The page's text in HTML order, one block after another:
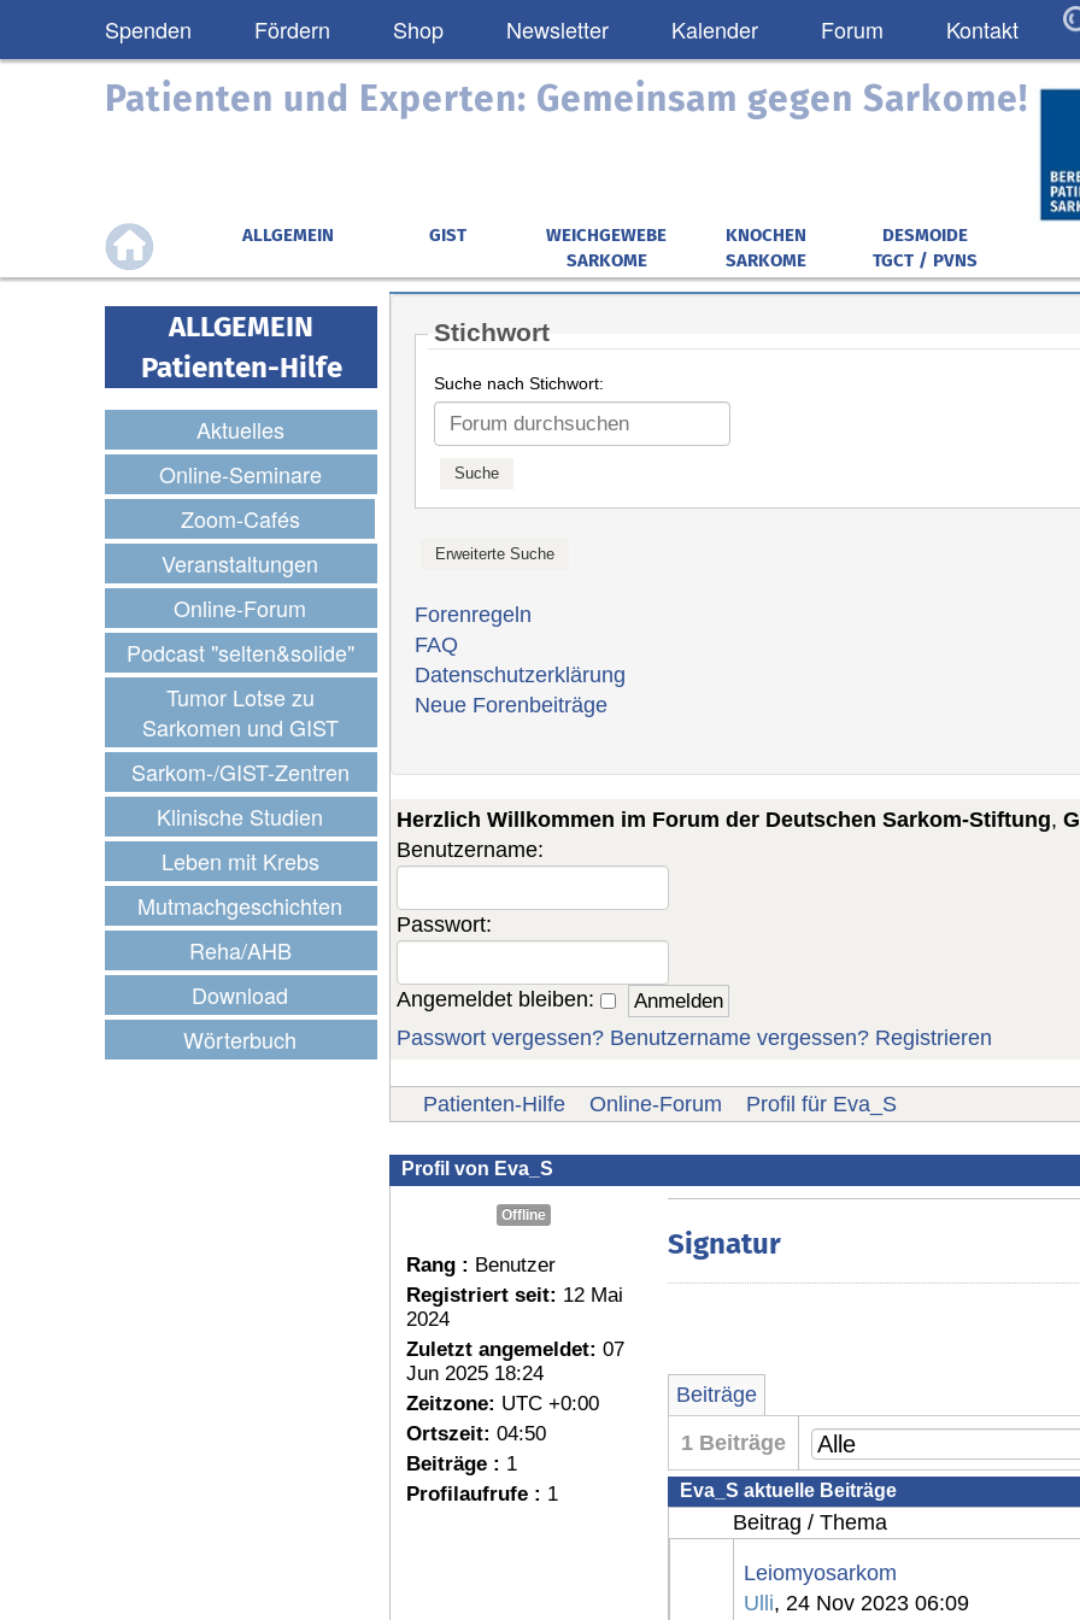
Spenden Fördern Shop Newsletter Kalender Forum Kontakt
Patienten und Experten: Gemeinsam gegen Sarkome!
ALLGEMEIN GIST
WEICHGEWEBE
SARKOME
KNOCHEN
SARKOME
DESMOIDE
TGCT / PVNS
ALLGEMEIN
Patienten-Hilfe
Aktuelles
Online-Seminare
Zoom-Cafés
Veranstaltungen
Online-Forum
Podcast "selten&solide"
Tumor Lotse zu
Sarkomen und GIST
Sarkom-/GIST-Zentren
Klinische Studien
Leben mit Krebs
Mutmachgeschichten
Reha/AHB
Download
Wörterbuch
Stichwort
Suche nach Stichwort:
Forenregeln
FAQ
Datenschutzerklärung
Neue Forenbeiträge
Herzlich Willkommen im Forum der Deutschen Sarkom-Stiftung,
Benutzername:
Passwort:
Angemeldet bleiben:
Passwort vergessen? Benutzername vergessen? Registrieren
Patienten-Hilfe Online-Forum Profil für Eva_S
Profil von Eva_S
Offline
Rang : Benutzer
Registriert seit: 12 Mai
2024
Zuletzt angemeldet: 07
Jun 2025 18:24
Zeitzone: UTC +0:00
Ortszeit: 04:50
Beiträge : 1
Profilaufrufe : 1
Signatur
Beiträge
1 Beiträge
Eva_S aktuelle Beiträge
Beitrag / Thema
Leiomyosarkom
Ulli, 24 Nov 2023 06:09